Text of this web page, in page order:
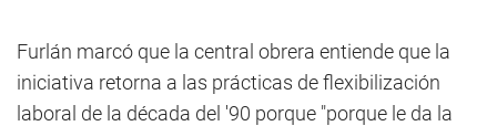
Furlán marcó que la central obrera entiende que la
iniciativa retorna a las prácticas de flexibilización
laboral de la década del '90 porque "porque le da la